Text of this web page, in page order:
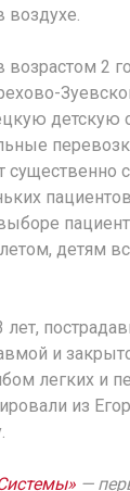
2
детскую
существенно
детям
лет,
и
легких и
из
—